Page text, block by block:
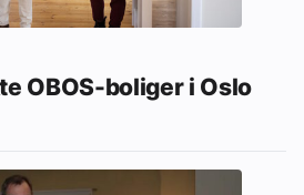
OBOS-boliger i Oslo